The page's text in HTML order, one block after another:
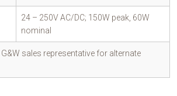
24 – 250V AC/DC; 150W peak, 60W
nominal
sales representative for alternate